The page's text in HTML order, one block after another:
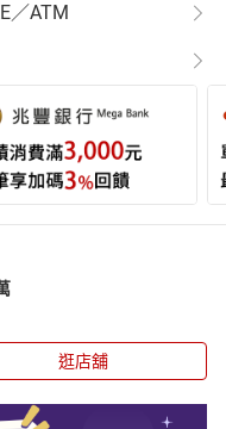
／ATM
逛店舖